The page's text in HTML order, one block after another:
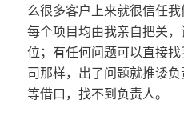
么很多客户上来就很信任我
每个项目均由我亲自把关
位；有任何问题可以直接
司那样，出了问题就推诿
等借口，找不到负责人。